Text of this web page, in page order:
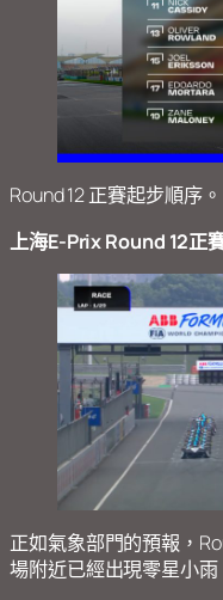
Round 12 正賽起步順序。
上海E-Prix Round 12正
正如氣象部門的預報，
場附近已經出現零星小